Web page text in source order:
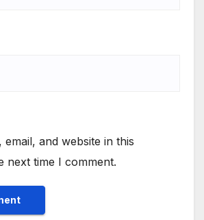
email, and website in this
next time I comment.